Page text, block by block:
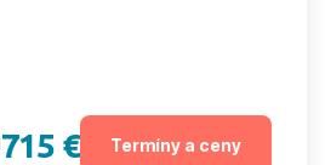
715 € Termíny a ceny